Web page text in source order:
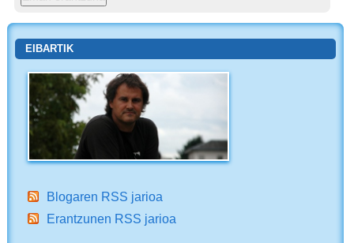
EIBARTIK
Blogaren RSS jarioa
Erantzunen RSS jarioa